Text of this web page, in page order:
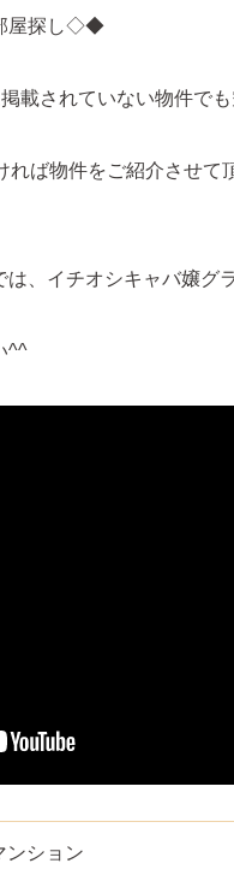
屋探し◇◆
載されていない物件で
れば物件をご紹介させて
、イチオシキャバ嬢グ
^^
ンション